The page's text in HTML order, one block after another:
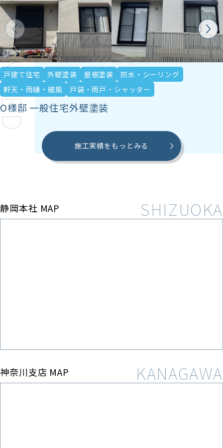
戸建て住宅 外壁塗装 屋根塗装
防水・シーリング
軒天・雨樋・破風
戸袋・雨戸・シャッター
O様邸 一般住宅外壁塗装
施工実績をもっとみる
静岡本社 MAP
神奈川支店 MAP